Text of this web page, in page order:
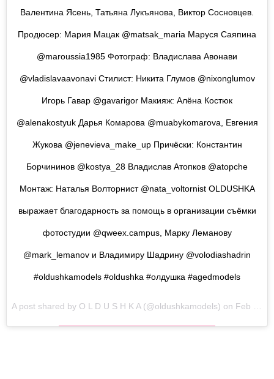
Валентина Ясень, Татьяна Лукъянова, Виктор Сосновцев.
Продюсер: Мария Мацак @matsak_maria Маруся Саяпина
@maroussia1985 Фотограф: Владислава Авонави
@vladislavaavonavi Стилист: Никита Глумов @nixonglumov
Игорь Гавар @gavarigor Макияж: Алёна Костюк
@alenakostyuk Дарья Комарова @muabykomarova, Евгения
Жукова @jenevieva_make_up Причёски: Константин
Борчининов @kostya_28 Владислав Атопков @atopche
Монтаж: Наталья Волторнист @nata_voltornist OLDUSHKA
выражает благодарность за помощь в организации съёмки
фотостудии @qweex.campus, Марку Леманову
@mark_lemanov и Владимиру Шадрину @volodiashadrin
#oldushkamodels #oldushka #олдушка #agedmodels
A post shared by O L D U S H K A(@oldushkamodels) on Feb 1, 2018 at 4:47am PST